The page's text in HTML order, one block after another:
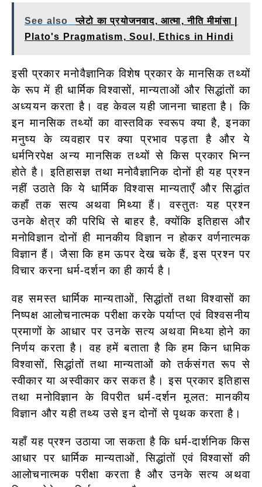
See also
प्लेटो का प्रयोजनवाद, आत्मा, नीति मीमांसा |
Plato's Pragmatism, Soul, Ethics in Hindi
इसी प्रकार मनोवैज्ञानिक विशेष प्रकार के मानसिक तथ्यों
के रूप में ही धार्मिक विश्वासों, मान्यताओं और सिद्धांतों का
अध्ययन करता है। वह केवल यही जानना चाहता है। कि
इन मानसिक तथ्यों का वास्तविक स्वरूप क्या है, इनका
मनुष्य के व्यवहार पर क्या प्रभाव पड़ता है और ये
धर्मनिरपेक्ष अन्य मानसिक तथ्यों से किस प्रकार भिन्न
होते है। इतिहासज्ञ तथा मनोवैज्ञानिक दोनों ही यह प्रश्न
नहीं उठाते कि ये धार्मिक विश्वास मान्यताएँ और सिद्धांत
कहाँ तक सत्य अथवा मिथ्या हैं। वस्तुतः यह प्रश्न
उनके क्षेत्र की परिधि से बाहर है, क्योंकि इतिहास और
मनोविज्ञान दोनों ही मानकीय विज्ञान न होकर वर्णनात्मक
विज्ञान हैं। जैसा कि हम ऊपर देख चके हैं, इस प्रश्न पर
विचार करना धर्म-दर्शन का ही कार्य है।
वह समस्त धार्मिक मान्यताओं, सिद्धांतों तथा विश्वासों का
निष्पक्ष आलोचनात्मक परीक्षा करके पर्याप्त एवं विश्वसनीय
प्रमाणों के आधार पर उनके सत्य अथवा मिथ्या होने का
निर्णय करता है। वह हमें बताता है कि हम किन धामिक
विश्वासों, सिद्धांतों तथा मान्यताओं को तर्कसंगत रूप से
स्वीकार या अस्वीकार कर सकत है। इस प्रकार इतिहास
तथा मनोविज्ञान के विपरीत धर्म-दर्शन मूलत: मानकीय
विज्ञान और यही तथ्य उसे इन दोनों से पृथक करता है।
यहाँ यह प्रश्न उठाया जा सकता है कि धर्म-दार्शनिक किस
आधार पर धार्मिक मान्यताओं, सिद्धांतों एवं विश्वासों की
आलोचनात्मक परीक्षा करता है और उनके सत्य अथवा